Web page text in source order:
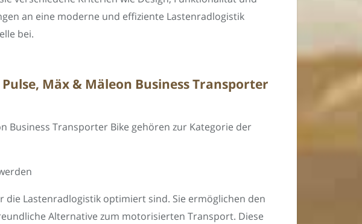
an eine moderne und effiziente Lastenradlogistik
bei.
Mäx & Mäleon Business Transporter
Business Transporter Bike gehören zur Kategorie der
Lastenradlogistik optimiert sind. Sie ermöglichen den
Alternative zum motorisierten Transport. Diese